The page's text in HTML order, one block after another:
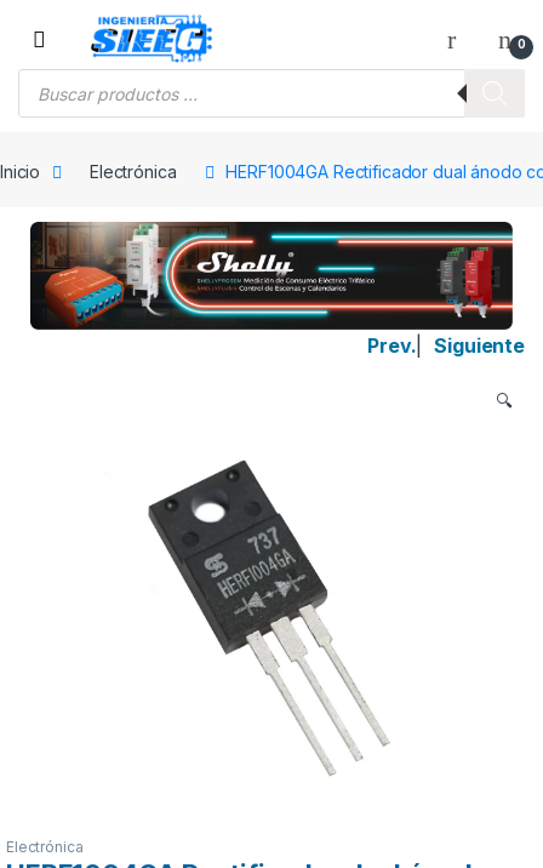
Saltar a la navegación
Saltar al contenido
0
Inicio Electrónica HERF1004GA Rectificador dual ánodo
Prev. Siguiente
🔍
Electrónica